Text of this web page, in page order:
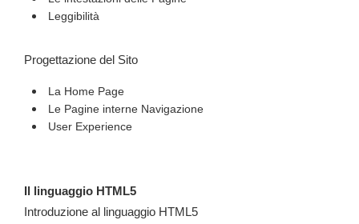
Leggibilità
Progettazione del Sito
La Home Page
Le Pagine interne Navigazione
User Experience
Il linguaggio HTML5
Introduzione al linguaggio HTML5